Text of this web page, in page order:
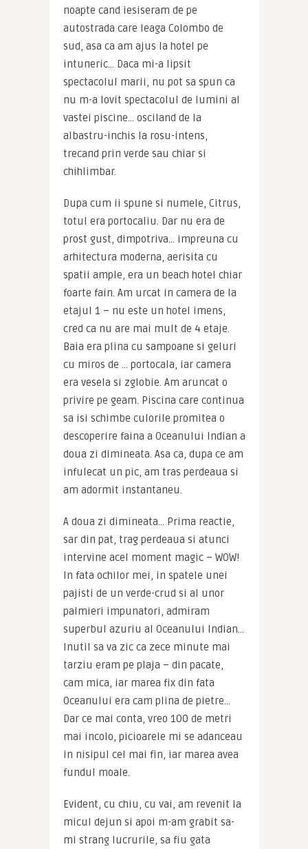
noapte cand iesiseram de pe
autostrada care leaga Colombo de
sud, asa ca am ajus la hotel pe
intuneric… Daca mi-a lipsit
spectacolul marii, nu pot sa spun ca
nu m-a lovit spectacolul de lumini al
vastei piscine… osciland de la
albastru-inchis la rosu-intens,
trecand prin verde sau chiar si
chihlimbar.
Dupa cum ii spune si numele, Citrus,
totul era portocaliu. Dar nu era de
prost gust, dimpotriva… impreuna cu
arhitectura moderna, aerisita cu
spatii ample, era un beach hotel chiar
foarte fain. Am urcat in camera de la
etajul 1 – nu este un hotel imens,
cred ca nu are mai mult de 4 etaje.
Baia era plina cu sampoane si geluri
cu miros de … portocala, iar camera
era vesela si zglobie. Am aruncat o
privire pe geam. Piscina care continua
sa isi schimbe culorile promitea o
descoperire faina a Oceanului Indian a
doua zi dimineata. Asa ca, dupa ce am
infulecat un pic, am tras perdeaua si
am adormit instantaneu.
A doua zi dimineata… Prima reactie,
sar din pat, trag perdeaua si atunci
intervine acel moment magic – WOW!
In fata ochilor mei, in spatele unei
pajisti de un verde-crud si al unor
palmieri impunatori, admiram
superbul azuriu al Oceanului Indian…
Inutil sa va zic ca zece minute mai
tarziu eram pe plaja – din pacate,
cam mica, iar marea fix din fata
Oceanului era cam plina de pietre…
Dar ce mai conta, vreo 100 de metri
mai incolo, picioarele mi se adanceau
in nisipul cel mai fin, iar marea avea
fundul moale.
Evident, cu chiu, cu vai, am revenit la
micul dejun si apoi m-am grabit sa-
mi strang lucrurile, sa fiu gata